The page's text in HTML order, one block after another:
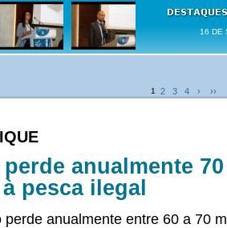
16 DE
1 2 3 4 › ››
anualmente
pesca ilegal
perde anualmente entre 60 a 70